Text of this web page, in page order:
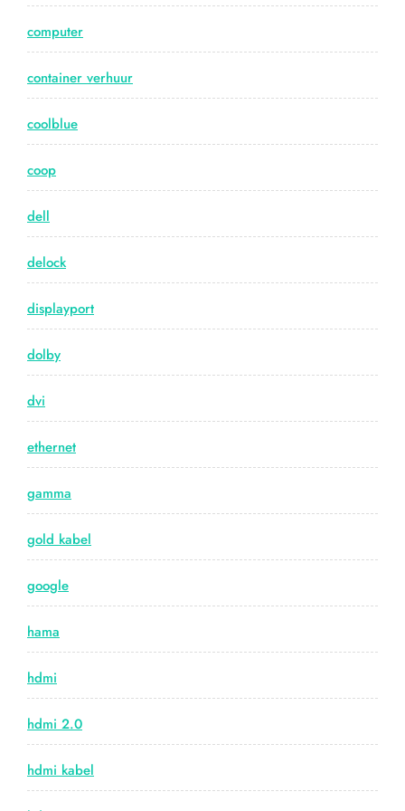
computer
container verhuur
coolblue
coop
dell
delock
displayport
dolby
dvi
ethernet
gamma
gold kabel
google
hama
hdmi
hdmi 2.0
hdmi kabel